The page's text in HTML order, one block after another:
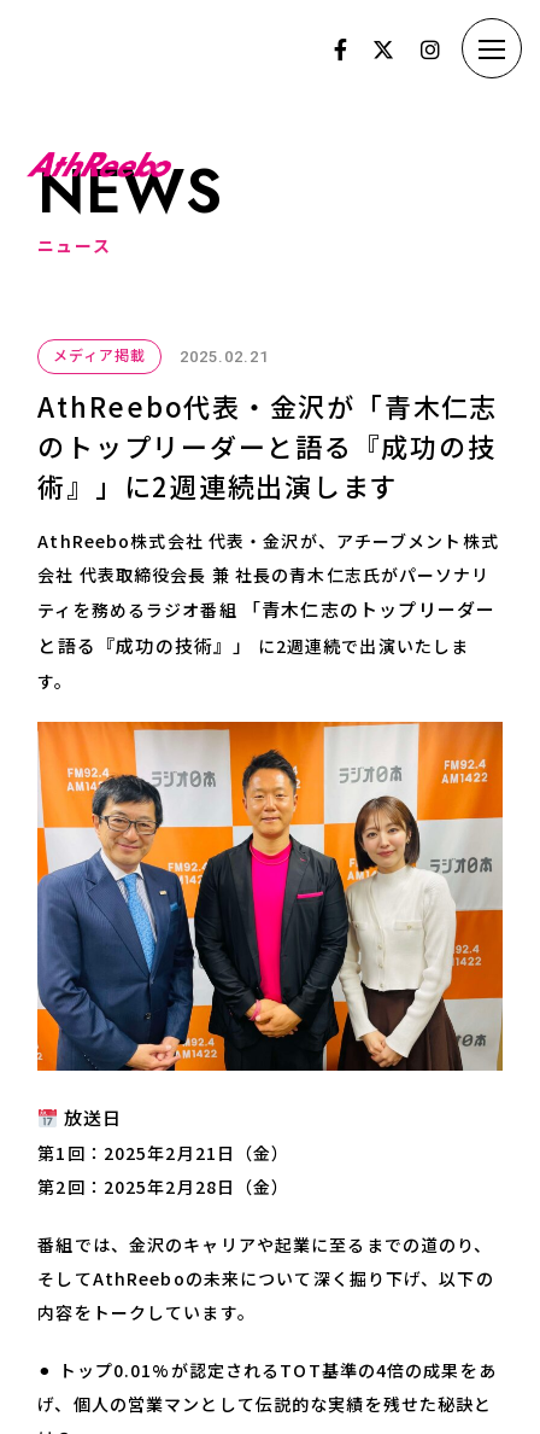
NEWS
ニ ュ ース
メディア掲載 2025.02.21
AthReebo代表・金沢が「青木仁志
のトップリーダーと語る『成功の技
術』」に2週連続出演します
AthReebo株式会社 代表・金沢が、アチーブメント株式
会社 代表取締役会長 兼 社長の青木仁志氏がパーソナリ
ティを務めるラジオ番組
「青木仁志のトップリーダー
と語る『成功の技術』」
に2週連続で出演いたしま
す。
放送日
第1回：2025年2月21日（金）
第2回：2025年2月28日（金）
番組では、金沢のキャリアや起業に至るまでの道のり、
そしてAthReeboの未来について深く掘り下げ、以下の
内容をトークしています。
⚫︎ トップ0.01%が認定されるTOT基準の4倍の成果をあ
げ、個人の営業マンとして伝説的な実績を残せた秘訣と